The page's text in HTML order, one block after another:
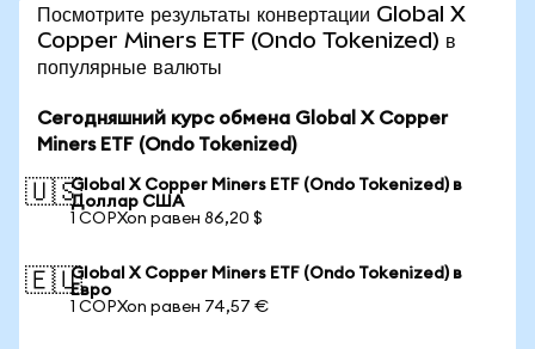
Посмотрите результаты конвертации Global X
Copper Miners ETF (Ondo Tokenized) в
популярные валюты
Сегодняшний курс обмена Global X Copper
Miners ETF (Ondo Tokenized)
🇺🇸Global X Copper Miners ETF (Ondo Tokenized) в
Доллар США
1 COPXon равен 86,20 $
🇪🇺Global X Copper Miners ETF (Ondo Tokenized) в
Евро
1 COPXon равен 74,57 €